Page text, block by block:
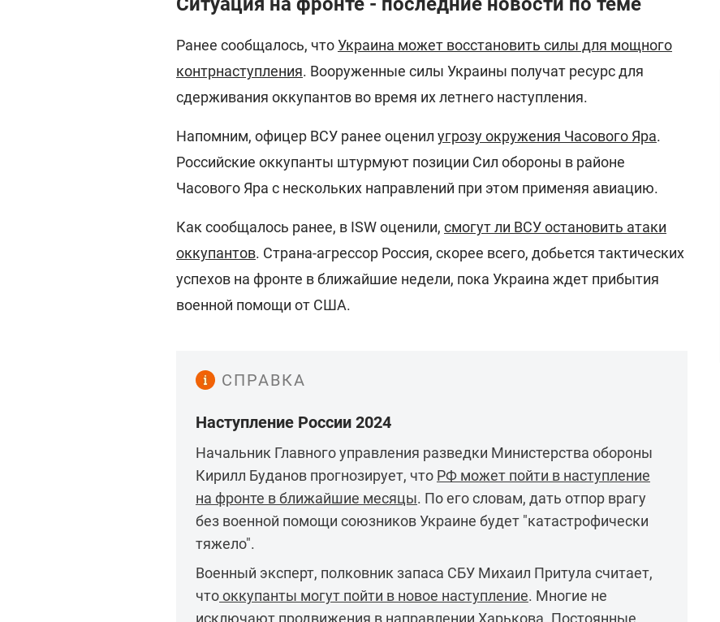
Ранее сообщалось, чтоУкраина может восстановить силы для мощного
контрнаступления. Вооруженные силы Украины получат ресурс для
сдерживания оккупантов во время их летнего наступления.
Напомним, офицер ВСУ ранее оценил угрозу окружения Часового Яра.
Российские оккупанты штурмуют позиции Сил обороны в районе
Часового Яра с нескольких направлений при этом применяя авиацию.
Как сообщалось ранее, в ISW оценили, смогут ли ВСУ остановить атаки
оккупантов. Страна-агрессор Россия, скорее всего, добьется тактических
успехов на фронте в ближайшие недели, пока Украина ждет прибытия
военной помощи от США.
СПРАВКА
Наступление России 2024
Начальник Главного управления разведки Министерства обороны
Кирилл Буданов прогнозирует, что РФ может пойти в наступление
на фронте в ближайшие месяцы. По его словам, дать отпор врагу
без военной помощи союзников Украине будет "катастрофически
тяжело".
Военный эксперт, полковник запаса СБУ Михаил Притула считает,
чтооккупанты могут пойти в новое наступление. Многие не